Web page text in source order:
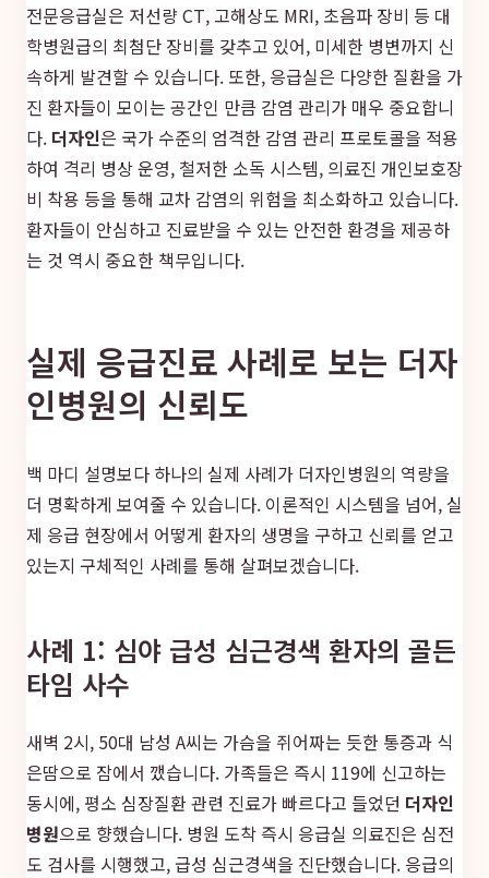
전문응급실은 저선량 CT, 고해상도 MRI, 초음파 장비 등 대
학병원급의 최첨단 장비를 갖추고 있어, 미세한 병변까지 신
속하게 발견할 수 있습니다. 또한, 응급실은 다양한 질환을 가
진 환자들이 모이는 공간인 만큼 감염 관리가 매우 중요합니
다. 더자인은 국가 수준의 엄격한 감염 관리 프로토콜을 적용
하여 격리 병상 운영, 철저한 소독 시스템, 의료진 개인보호장
비 착용 등을 통해 교차 감염의 위험을 최소화하고 있습니다.
환자들이 안심하고 진료받을 수 있는 안전한 환경을 제공하
는 것 역시 중요한 책무입니다.
실제 응급진료 사례로 보는 더자
인병원의 신뢰도
백 마디 설명보다 하나의 실제 사례가 더자인병원의 역량을
더 명확하게 보여줄 수 있습니다. 이론적인 시스템을 넘어, 실
제 응급 현장에서 어떻게 환자의 생명을 구하고 신뢰를 얻고
있는지 구체적인 사례를 통해 살펴보겠습니다.
사례 1: 심야 급성 심근경색 환자의 골든
타임 사수
새벽 2시, 50대 남성 A씨는 가슴을 쥐어짜는 듯한 통증과 식
은땀으로 잠에서 깼습니다. 가족들은 즉시 119에 신고하는
동시에, 평소 심장질환 관련 진료가 빠르다고 들었던 더자인
병원으로 향했습니다. 병원 도착 즉시 응급실 의료진은 심전
도 검사를 시행했고, 급성 심근경색을 진단했습니다. 응급의